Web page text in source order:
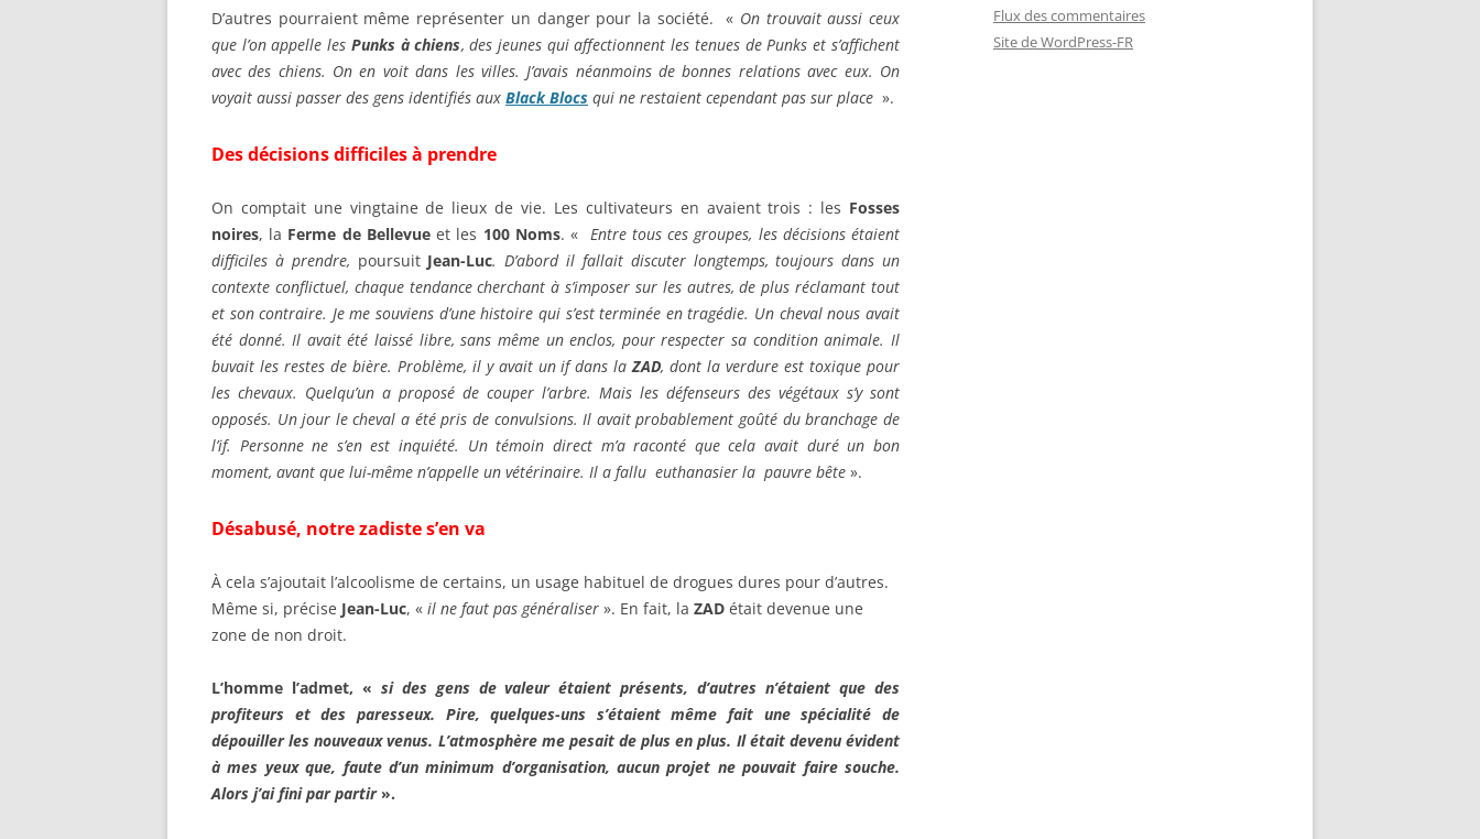
D’autres pourraient même représenter un danger pour la société. « On trouvait aussi ceux
que l’on appelle les Punks à chiens, des jeunes qui affectionnent les tenues de Punks et s’affichent
avec des chiens. On en voit dans les villes. J’avais néanmoins de bonnes relations avec eux. On
voyait aussi passer des gens identifiés aux Black Blocs qui ne restaient cependant pas sur place ».
Des décisions difficiles à prendre
On comptait une vingtaine de lieux de vie. Les cultivateurs en avaient trois : les Fosses
noires, la Ferme de Bellevueet les 100 Noms. « Entre tous ces groupes, les décisions étaient
difficiles à prendre, poursuit Jean-Luc. D’abord il fallait discuter longtemps, toujours dans un
contexte conflictuel, chaque tendance cherchant à s’imposer sur les autres, de plus réclamant tout
et son contraire. Je me souviens d’une histoire qui s’est terminée en tragédie. Un cheval nous avait
été donné. Il avait été laissé libre, sans même un enclos, pour respecter sa condition animale. Il
buvait les restes de bière. Problème, il y avait un if dans laZAD, dont la verdure est toxique pour
les chevaux. Quelqu’un a proposé de couper l’arbre. Mais les défenseurs des végétaux s’y sont
opposés. Un jour le cheval a été pris de convulsions. Il avait probablement goûté du branchage de
l’if. Personne ne s’en est inquiété. Un témoin direct m’a raconté que cela avait duré un bon
moment, avant que lui-même n’appelle un vétérinaire. Il a fallu euthanasier la pauvre bête ».
Désabusé, notre zadiste s’en va
À cela s’ajoutait l’alcoolisme de certains, un usage habituel de drogues dures pour d’autres.
Même si, précise Jean-Luc, « il ne faut pas généraliser ». En fait, la ZAD était devenue une
zone de non droit.
L’homme l’admet, « si des gens de valeur étaient présents, d’autres n’étaient que des
profiteurs et des paresseux. Pire, quelques-uns s’étaient même fait une spécialité de
dépouiller les nouveaux venus. L’atmosphère me pesait de plus en plus. Il était devenu évident
à mes yeux que, faute d’un minimum d’organisation, aucun projet ne pouvait faire souche.
Alors j’ai fini par partir».
Flux des commentaires
Site de WordPress-FR